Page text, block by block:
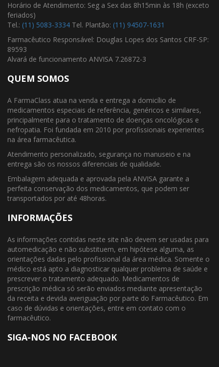
Horário de Atendimento: Seg a Sex das 8h15min às 18h (exceto
feriados)
Tel.: (11) 5083-3334 Tel. Plantão: (11) 94507-1631
Farmacêutico Responsável: Douglas Lopes dos Santos CRF-SP:
89593
Alvará de funcionamento ANVISA 7.26872-3
QUEM SOMOS
A FarmaClass atua na venda e entrega a domicílio de
medicamentos especiais de referência, genéricos e similares,
principalmente para o tratamento de doenças oncológicas e
nefropatia. Foi fundada em 2010 por profissionais experientes
na área farmacêutica.
Atendimento personalizado, segurança no manuseio e na
entrega são os nossos diferenciais de qualidade.
Embalagem adequada e aprovada pela ANVISA garante a
perfeita conservação dos medicamentos, que podem ser
transportados por até 48horas.
INFORMAÇÕES
As informações contidas neste site não devem ser usadas para
automedicação e não substituem, em hipótese alguma, as
orientações dadas pelo profissional da área médica. Somente o
médico está apto a diagnosticar qualquer problema de saúde e
prescrever o tratamento adequado. Medicamentos de
prescrição médica só serão enviados mediante apresentação
da receita e devida averiguação por parte do Farmacêutico. Em
caso de dúvidas e orientações, entre em contato com o
farmacêutico.
SIGA-NOS NO FACEBOOK